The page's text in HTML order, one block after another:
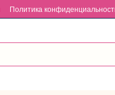
Политика